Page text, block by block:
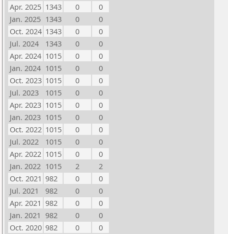
Apr. 2025 1343 0
0
Jan. 2025 1343 0
0
Oct. 2024 1343 0
0
Jul. 2024
1343 0
0
Apr. 2024 1015 0
0
Jan. 2024 1015 0
0
Oct. 2023 1015 0
0
Jul. 2023
1015 0
0
Apr. 2023 1015 0
0
Jan. 2023 1015 0
0
Oct. 2022 1015 0
0
Jul. 2022
1015 0
0
Apr. 2022 1015 0
0
Jan. 2022 1015 2
2
Oct. 2021 982 0
0
Jul. 2021
982 0
0
Apr. 2021 982 0
0
Jan. 2021 982 0
0
Oct. 2020 982 0
0